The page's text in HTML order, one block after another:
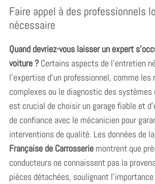
Faire appel à des professionnels
nécessaire
Quand devriez-vous laisser un expert
voiture ?Certains aspects de l’entretien
l’expertise d’un professionnel, comme les
complexes ou le diagnostic des systèmes
est crucial de choisir un garage fiable et
de confiance avec le mécanicien pour
interventions de qualité. Les données de la
Française de Carrosseriemontrent que
conducteurs ne connaissent pas la
pièces détachées, soulignant